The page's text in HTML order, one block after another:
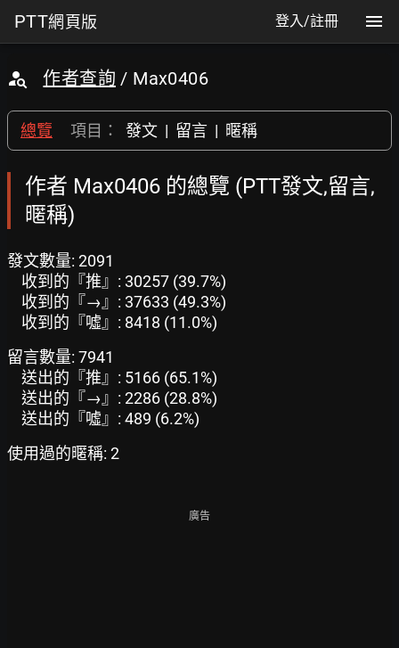
PTT網頁版 登入/註冊
作者查詢 / Max0406
總覽 項目： 發文 | 留言 | 暱稱
作者 Max0406 的總覽 (PTT發文,留言,
暱稱)
發文數量: 2091
收到的『推』: 30257 (39.7%)
收到的『→』: 37633 (49.3%)
收到的『噓』: 8418 (11.0%)
留言數量: 7941
送出的『推』: 5166 (65.1%)
送出的『→』: 2286 (28.8%)
送出的『噓』: 489 (6.2%)
使用過的暱稱: 2
廣告